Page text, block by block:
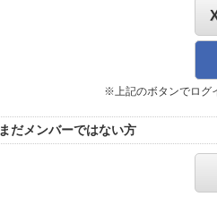
※上記のボタンでログ
まだメンバーではない方